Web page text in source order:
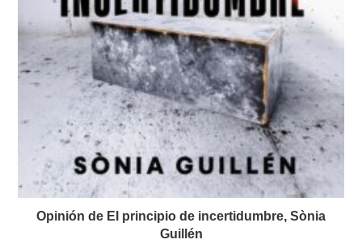
Opinión de El principio de incertidumbre, Sònia
Guillén